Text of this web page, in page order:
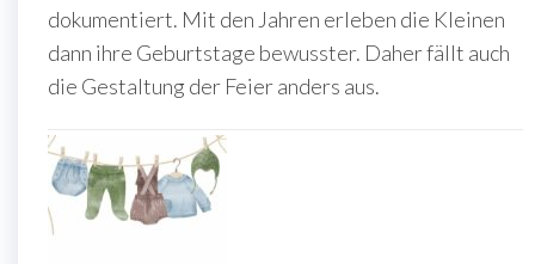
dokumentiert. Mit den Jahren erleben die Kleinen
dann ihre Geburtstage bewusster. Daher fällt auch
die Gestaltung der Feier anders aus.